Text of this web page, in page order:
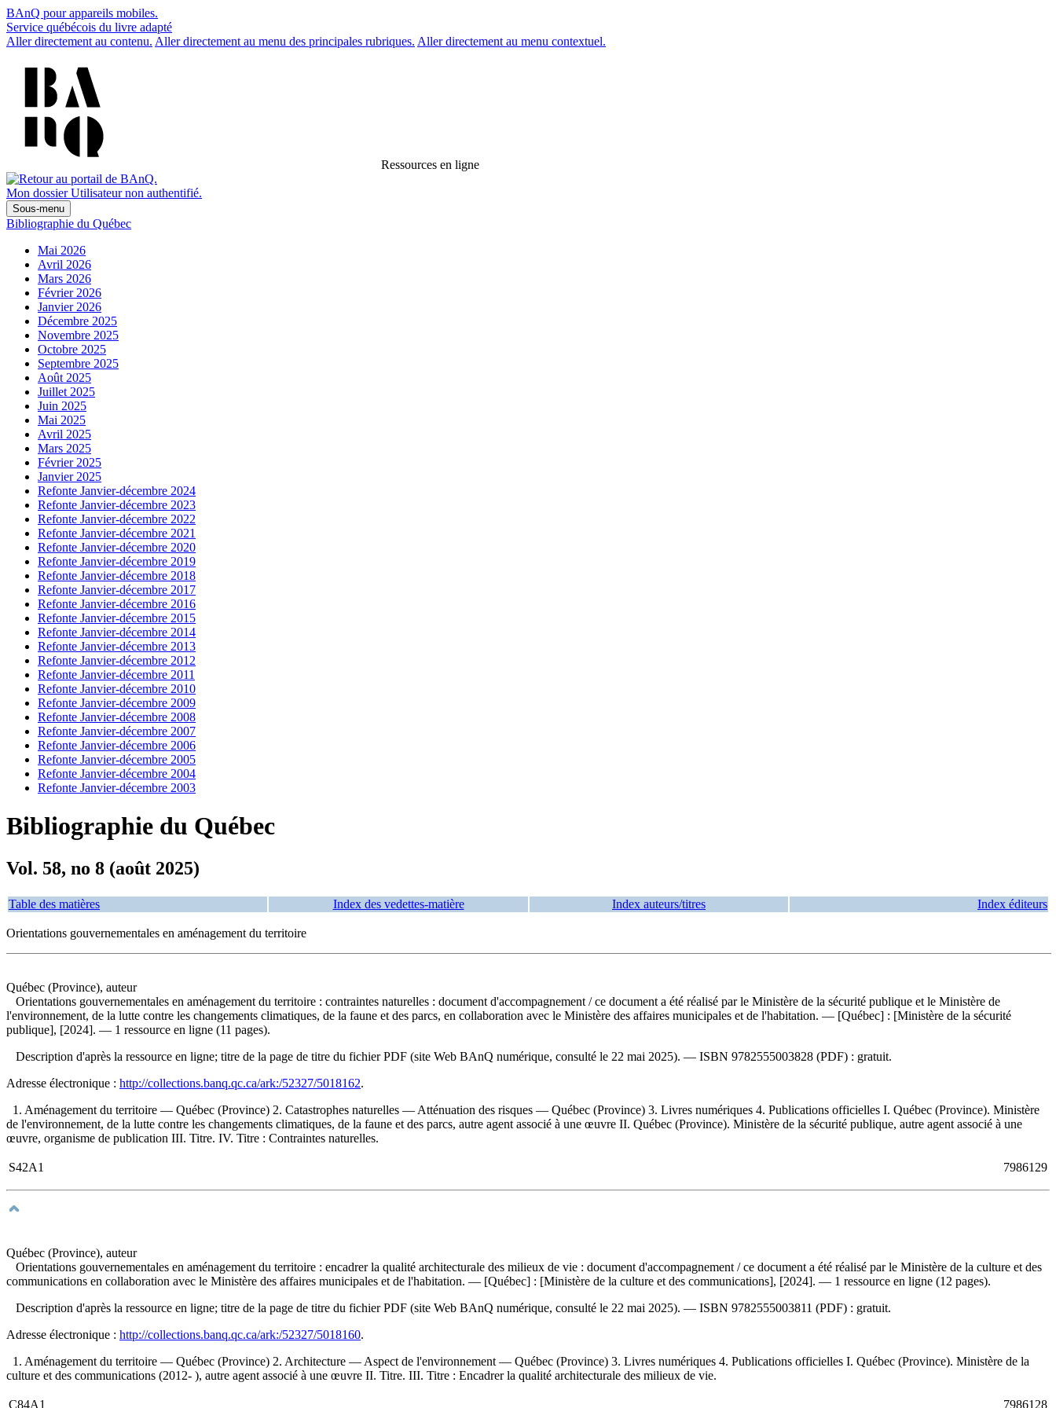
BAnQ pour appareils mobiles.
Service québécois du livre adapté
Aller directement au contenu. Aller directement au menu des principales rubriques. Aller directement au menu contextuel.
Ressources en ligne
Mon dossier Utilisateur non authentifié.
Sous-menu
Bibliographie du Québec
Mai 2026
Avril 2026
Mars 2026
Février 2026
Janvier 2026
Décembre 2025
Novembre 2025
Octobre 2025
Septembre 2025
Août 2025
Juillet 2025
Juin 2025
Mai 2025
Avril 2025
Mars 2025
Février 2025
Janvier 2025
Refonte Janvier-décembre 2024
Refonte Janvier-décembre 2023
Refonte Janvier-décembre 2022
Refonte Janvier-décembre 2021
Refonte Janvier-décembre 2020
Refonte Janvier-décembre 2019
Refonte Janvier-décembre 2018
Refonte Janvier-décembre 2017
Refonte Janvier-décembre 2016
Refonte Janvier-décembre 2015
Refonte Janvier-décembre 2014
Refonte Janvier-décembre 2013
Refonte Janvier-décembre 2012
Refonte Janvier-décembre 2011
Refonte Janvier-décembre 2010
Refonte Janvier-décembre 2009
Refonte Janvier-décembre 2008
Refonte Janvier-décembre 2007
Refonte Janvier-décembre 2006
Refonte Janvier-décembre 2005
Refonte Janvier-décembre 2004
Refonte Janvier-décembre 2003
Bibliographie du Québec
Vol. 58, no 8 (août 2025)
Table des matières Index des vedettes-matière Index auteurs/titres Index éditeurs
Orientations gouvernementales en aménagement du territoire
Québec (Province), auteur
Orientations gouvernementales en aménagement du territoire : contraintes naturelles : document d'accompagnement / ce document a été réalisé par le Ministère de la sécurité publique et le Ministère de
l'environnement, de la lutte contre les changements climatiques, de la faune et des parcs, en collaboration avec le Ministère des affaires municipales et de l'habitation. — [Québec] : [Ministère de la sécurité
publique], [2024]. — 1 ressource en ligne (11 pages).
Description d'après la ressource en ligne; titre de la page de titre du fichier PDF (site Web BAnQ numérique, consulté le 22 mai 2025). — ISBN 9782555003828 (PDF) : gratuit.
Adresse électronique : http://collections.banq.qc.ca/ark:/52327/5018162.
1. Aménagement du territoire — Québec (Province) 2. Catastrophes naturelles — Atténuation des risques — Québec (Province) 3. Livres numériques 4. Publications officielles I. Québec (Province). Ministère
de l'environnement, de la lutte contre les changements climatiques, de la faune et des parcs, autre agent associé à une œuvre II. Québec (Province). Ministère de la sécurité publique, autre agent associé à une
œuvre, organisme de publication III. Titre. IV. Titre : Contraintes naturelles.
S42A1 7986129
Québec (Province), auteur
Orientations gouvernementales en aménagement du territoire : encadrer la qualité architecturale des milieux de vie : document d'accompagnement / ce document a été réalisé par le Ministère de la culture et des
communications en collaboration avec le Ministère des affaires municipales et de l'habitation. — [Québec] : [Ministère de la culture et des communications], [2024]. — 1 ressource en ligne (12 pages).
Description d'après la ressource en ligne; titre de la page de titre du fichier PDF (site Web BAnQ numérique, consulté le 22 mai 2025). — ISBN 9782555003811 (PDF) : gratuit.
Adresse électronique : http://collections.banq.qc.ca/ark:/52327/5018160.
1. Aménagement du territoire — Québec (Province) 2. Architecture — Aspect de l'environnement — Québec (Province) 3. Livres numériques 4. Publications officielles I. Québec (Province). Ministère de la
culture et des communications (2012- ), autre agent associé à une œuvre II. Titre. III. Titre : Encadrer la qualité architecturale des milieux de vie.
C84A1 7986128